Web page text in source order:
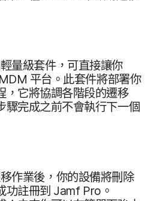
量​級​套件，​可​直接​讓​你​
MDM 平台。​此​套件​將​部署​你​
，​它​將​協調​各​階段​的​遷移​
驟​完成​之​前​不會​執行​下​一​個​
作業​後，​你​的​設備​將​刪除​
功​註​冊到 Jamf Pro 。​